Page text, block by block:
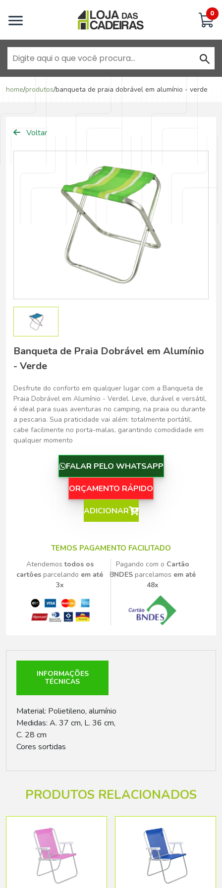
0
home/produtos/banqueta de praia dobrável em alumínio - verde
Voltar
Banqueta de Praia Dobrável em Alumínio
- Verde
Desfrute do conforto em qualquer lugar com a Banqueta de
Praia Dobrável em Alumínio - Verdel. Leve, durável e versátil,
é ideal para suas aventuras no camping, na praia ou durante
a pescaria. Sua praticidade vai além: totalmente portátil,
cabe facilmente no porta-malas, garantindo comodidade em
qualquer momento
FALAR PELO WHATSAPP
ORÇAMENTO RÁPIDO
ADICIONAR
TEMOS PAGAMENTO FACILITADO
Atendemostodos os
cartões parcelando em até
3x
Pagando com o Cartão
BNDESparcelamos em até
48x
INFORMAÇÕES
TÉCNICAS
Material: Polietileno, alumínio
Medidas: A. 37 cm, L. 36 cm,
C. 28 cm
Cores sortidas
PRODUTOS RELACIONADOS
Inicie uma conversa
Goiânia - Jardim América
Anápolis - Jundiaí
Brasília - Asa Sul
Goiânia - Jardim América II
Belo Horizonte - Belo Horizonte